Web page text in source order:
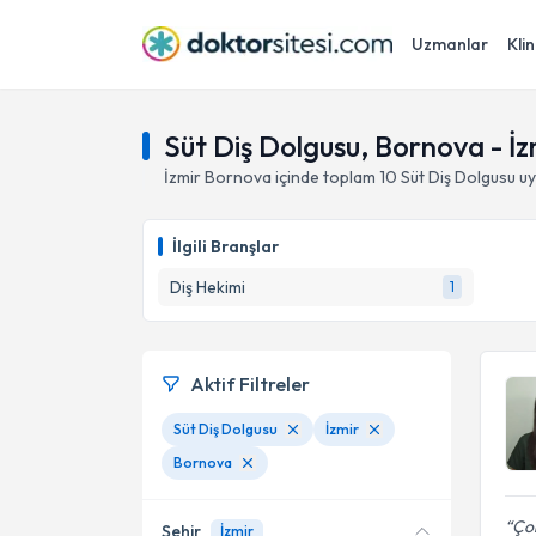
Uzmanlar
Süt Diş Dolgusu, Bornova -
İzmirBornova içinde toplam 10 Süt Diş Dolgusu
İlgili Branşlar
Diş Hekimi
1
Aktif Filtreler
Süt Diş Dolgusu
İzmir
Bornova
Şehir İzmir